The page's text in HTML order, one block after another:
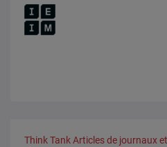
Think TankArticles de journaux